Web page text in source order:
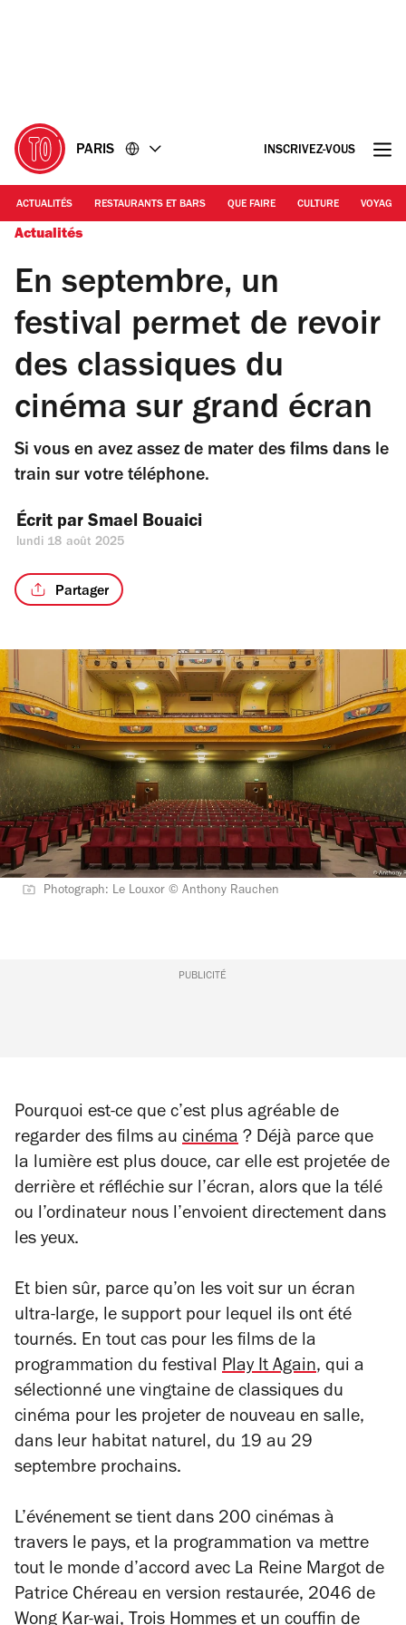
PARIS INSCRIVEZ-VOUS
ACTUALITÉS RESTAURANTS ET BARS QUE FAIRE CULTURE VOYAGE
Actualités
En septembre, un
festival permet de revoir
des classiques du
cinéma sur grand écran
Si vous en avez assez de mater des films dans le
train sur votre téléphone.
Écrit par Smael Bouaici
lundi 18 août 2025
Partager
Photograph: Le Louxor © Anthony Rauchen
PUBLICITÉ
Pourquoi est-ce que c’est plus agréable de
regarder des films au cinéma ? Déjà parce que
la lumière est plus douce, car elle est projetée de
derrière et réfléchie sur l’écran, alors que la télé
ou l’ordinateur nous l’envoient directement dans
les yeux.
Et bien sûr, parce qu’on les voit sur un écran
ultra-large, le support pour lequel ils ont été
tournés. En tout cas pour les films de la
programmation du festival Play It Again, qui a
sélectionné une vingtaine de classiques du
cinéma pour les projeter de nouveau en salle,
dans leur habitat naturel, du 19 au 29
septembre prochains.
L’événement se tient dans 200 cinémas à
travers le pays, et la programmation va mettre
tout le monde d’accord avec La Reine Margot de
Patrice Chéreau en version restaurée, 2046 de
Wong Kar-wai, Trois Hommes et un couffin de